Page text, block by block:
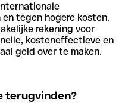
tegen hogere kosten.
rekening voor
kosteneffectieve en
geld over te maken.
terugvinden?